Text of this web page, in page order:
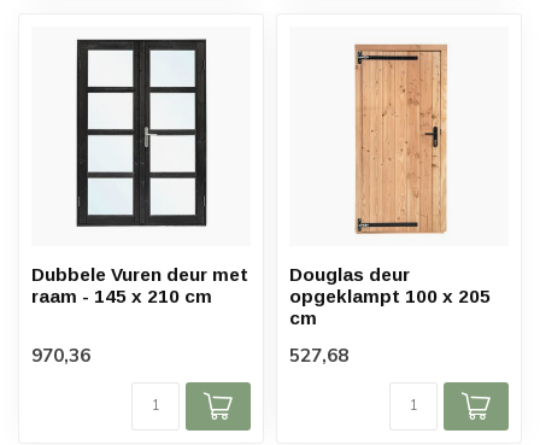
Dubbele Vuren deur met
raam - 145 x 210 cm
970,36
Douglas deur
opgeklampt 100 x 205
cm
527,68